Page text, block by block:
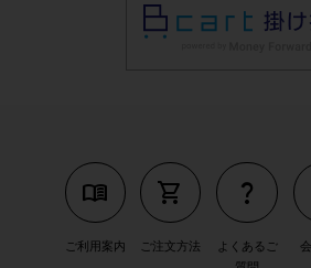
menu_book
ご利用案内
shopping_cart
ご注文方法
question_mark
よくあるご